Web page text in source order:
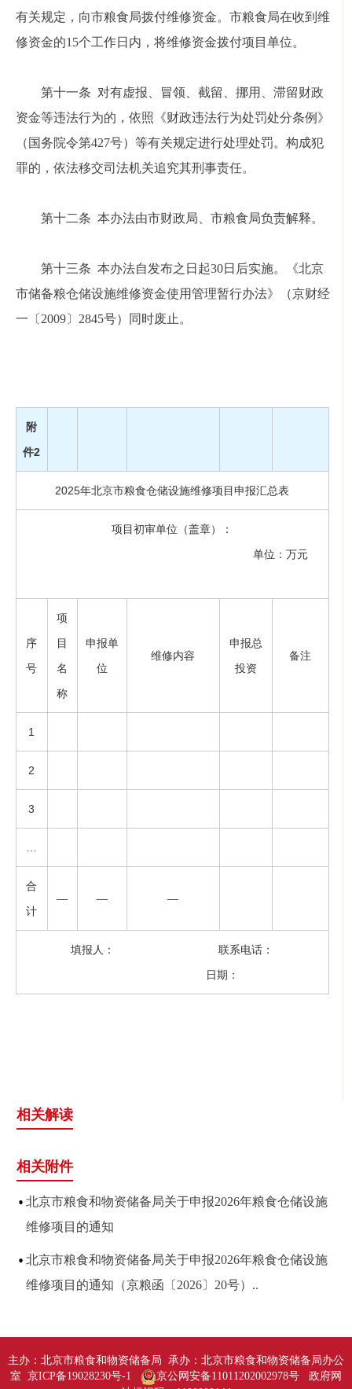
有关规定，向市粮食局拨付维修资金。市粮食局在收到维
修资金的15个工作日内，将维修资金拨付项目单位。
第十一条 对有虚报、冒领、截留、挪用、滞留财政
资金等违法行为的，依照《财政违法行为处罚处分条例》
（国务院令第427号）等有关规定进行处理处罚。构成犯
罪的，依法移交司法机关追究其刑事责任。
第十二条 本办法由市财政局、市粮食局负责解释。
第十三条 本办法自发布之日起30日后实施。《北京
市储备粮仓储设施维修资金使用管理暂行办法》（京财经
一〔2009〕2845号）同时废止。
附
件2
2025年北京市粮食仓储设施维修项目申报汇总表
项目初审单位（盖章）：
单位：万元
序
号
项
目
名
称
申报单
位
维修内容
申报总
投资
备注
1
2
3
合
计
— — —
填报人： 联系电话：
日期：
相关解读
相关附件
北京市粮食和物资储备局关于申报2026年粮食仓储设施
维修项目的通知
北京市粮食和物资储备局关于申报2026年粮食仓储设施
维修项目的通知（京粮函〔2026〕20号）..
主办：北京市粮食和物资储备局 承办：北京市粮食和物资储备局办公
室 京ICP备19028230号-1
京公网安备11011202002978号政府网